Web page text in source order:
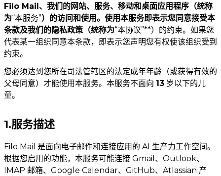
Filo Mail、我们的网站、服务、移动和桌面应用程序（统称
为“本服务”）的访问和使用。使用本服务即表示您同意接受本
条款及我们的隐私政策（统称为“本协议”**）的约束。如果您
代表某一组织同意本条款，即表示您声明您有权使该组织受到
约束。
您必须达到您所在司法管辖区的法定成年年龄（或获得有效的
父母同意）才能使用本服务。本服务不面向 13 岁以下的儿
童。
1.服务描述
Filo Mail 是面向电子邮件和连接应用的 AI 生产力工作空间。
根据您启用的功能，本服务可能连接 Gmail、Outlook、
IMAP 邮箱、Google Calendar、GitHub、Atlassian 产